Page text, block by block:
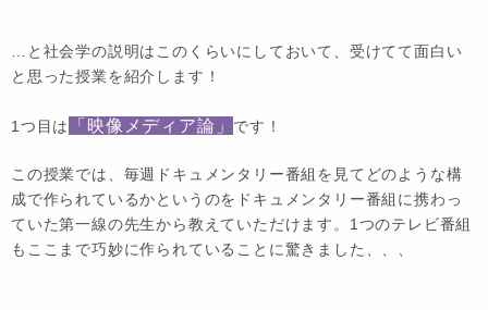
…と社会学の説明はこのくらいにしておいて、受けてて面白い
と思った授業を紹介します！
1つ目は 「映像メディア論」 です！
この授業では、毎週ドキュメンタリー番組を見てどのような構
成で作られているかというのをドキュメンタリー番組に携わっ
ていた第一線の先生から教えていただけます。1つのテレビ番組
もここまで巧妙に作られていることに驚きました、、、